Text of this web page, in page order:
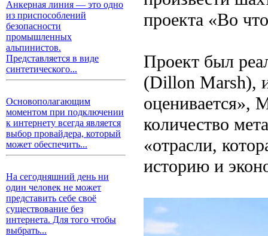
Анкерная линия — это одно
из приспособлений
безопасности
промышленных
альпинистов.
Представляется в виде
синтетического...
Основополагающим
моментом при подключении
к интернету всегда является
выбор провайдера, который
может обеспечить...
На сегодняшний день ни
один человек не может
представить себе своё
существование без
интернета. Для того чтобы
выбрать...
проекта «Во
Проект был
(Dillon Marsh),
оценивается»,
количество
«отрасли,
историю и